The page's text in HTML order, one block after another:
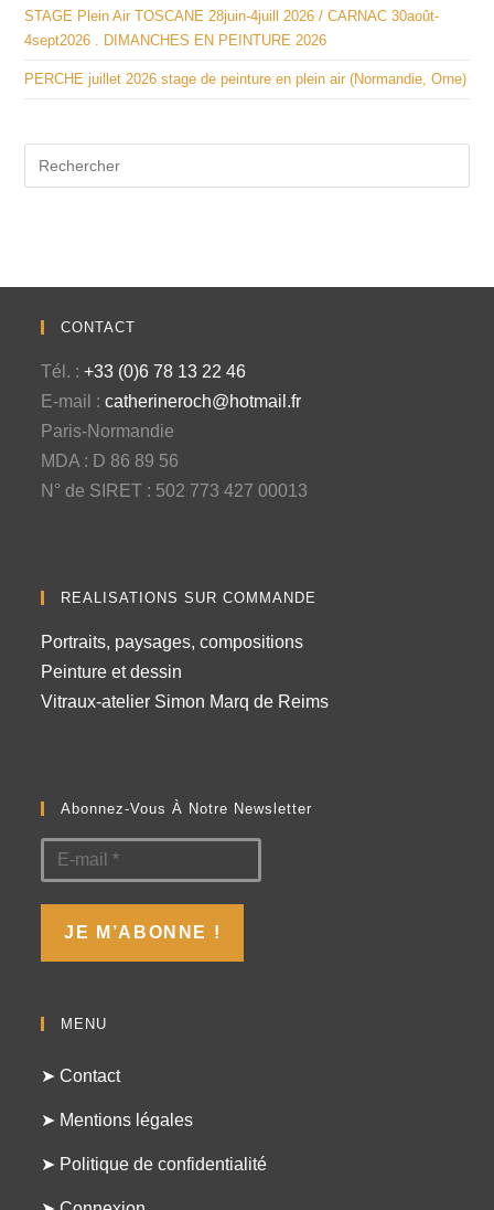
STAGE Plein Air TOSCANE 28juin-4juill 2026 / CARNAC 30août-
4sept2026 . DIMANCHES EN PEINTURE 2026
PERCHE juillet 2026 stage de peinture en plein air (Normandie, Orne)
CONTACT
Tél. :+33 (0)6 78 13 22 46
E-mail :catherineroch@hotmail.fr
Paris-Normandie
MDA : D 86 89 56
N° de SIRET : 502 773 427 00013
REALISATIONS SUR COMMANDE
Portraits, paysages, compositions
Peinture et dessin
Vitraux-atelier Simon Marq de Reims
Abonnez-Vous À Notre Newsletter
MENU
➤ Contact
➤ Mentions légales
➤ Politique de confidentialité